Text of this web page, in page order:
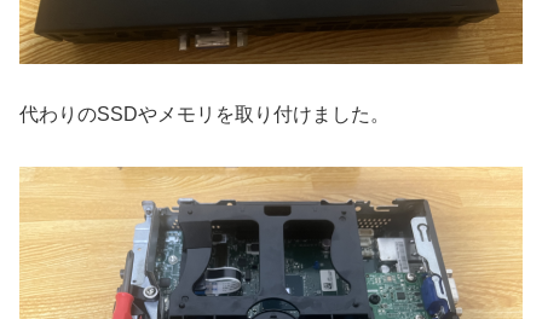
代わりのSSDやメモリを取り付けました。